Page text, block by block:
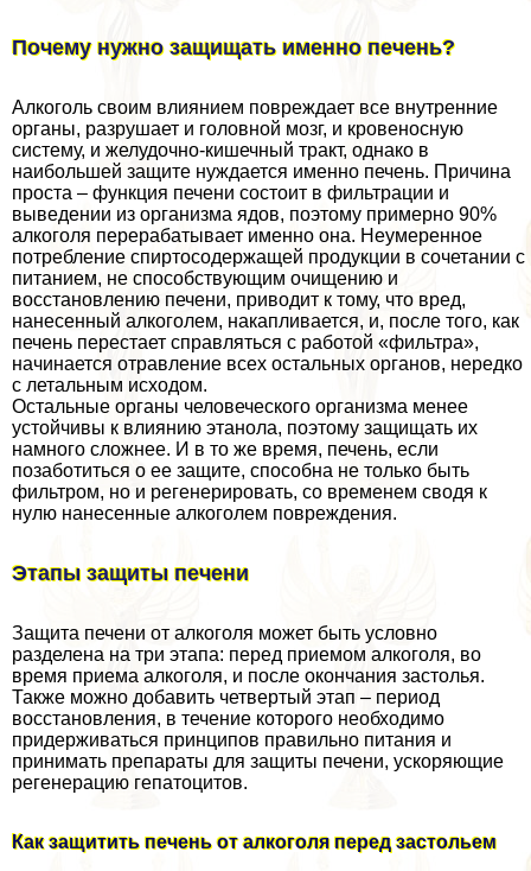
Почему нужно защищать именно печень?
Алкоголь своим влиянием повреждает все внутренние
органы, разрушает и головной мозг, и кровеносную
систему, и желудочно-кишечный тpaкт, однако в
наибольшей защите нуждается именно печень. Причина
проста – функция печени состоит в фильтрации и
выведении из организма ядов, поэтому примерно 90%
алкоголя переpaбатывает именно она. Неумеренное
потрeбление спиртосодержащей продукции в сочетании с
питанием, не способствующим очищению и
восстановлению печени, приводит к тому, что вред,
нанесенный алкоголем, накапливается, и, после того, как
печень перестает справляться с работой «фильтра»,
начинается отравление всех остальных органов, нередко
с летальным исходом.
Остальные органы человеческого организма менее
устойчивы к влиянию этанола, поэтому защищать их
намного сложнее. И в то же время, печень, если
позаботиться о ее защите, способна не только быть
фильтром, но и регенерировать, со временем сводя к
нулю нанесенные алкоголем повреждения.
Этапы защиты печени
Защита печени от алкоголя может быть условно
разделена на три этапа: перед приемом алкоголя, во
время приема алкоголя, и после окончания застолья.
Также можно добавить четвертый этап – период
восстановления, в течение которого необходимо
придерживаться принципов правильно питания и
принимать препараты для защиты печени, ускоряющие
регенерацию гепатоцитов.
Как защитить печень от алкоголя перед застольем